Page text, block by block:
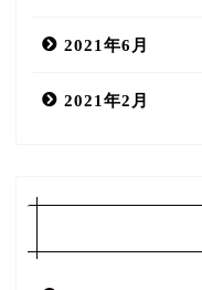
2021年6月
2021年2月